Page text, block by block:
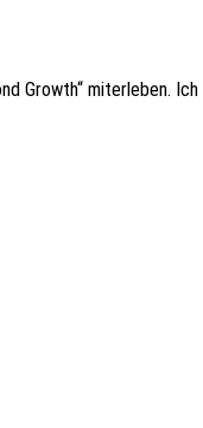
Growth“ miter­le­ben.